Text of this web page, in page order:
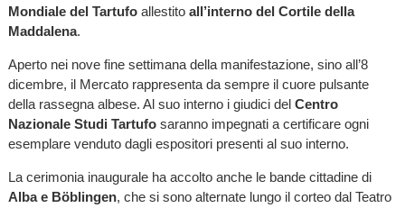
Mondiale del Tartufo allestito all’interno del Cortile della
Maddalena.
Aperto nei nove fine settimana della manifestazione, sino all’8
dicembre, il Mercato rappresenta da sempre il cuore pulsante
della rassegna albese. Al suo interno i giudici del Centro
Nazionale Studi Tartufosaranno impegnati a certificare ogni
esemplare venduto dagli espositori presenti al suo interno.
La cerimonia inaugurale ha accolto anche le bande cittadine di
Alba e Böblingen, che si sono alternate lungo il corteo dal Teatro